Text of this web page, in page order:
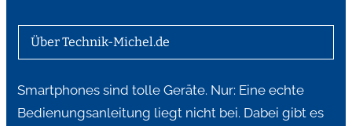
Über Technik-Michel.de
Smartphones sind tolle Geräte. Nur: Eine echte
Bedienungsanleitung liegt nicht bei. Dabei gibt es